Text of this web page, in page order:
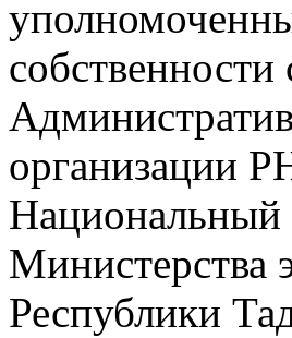
собственности
организации
Национальный
Министерства
Республики